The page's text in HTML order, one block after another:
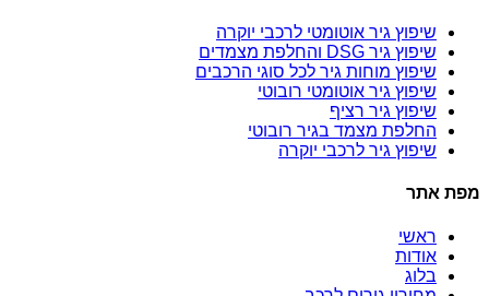
שיפוץ גיר אוטומטי לרכבי יוקרה
שיפוץ גיר DSG והחלפת מצמדים
שיפוץ מוחות גיר לכל סוגי הרכבים
שיפוץ גיר אוטומטי רובוטי
שיפוץ גיר רציף
החלפת מצמד בגיר רובוטי
שיפוץ גיר לרכבי יוקרה
מפת אתר
ראשי
אודות
בלוג